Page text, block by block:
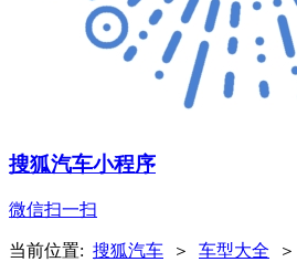
搜狐汽车小程序
微信扫一扫
当前位置: 搜狐汽车 ＞ 车型大全 ＞